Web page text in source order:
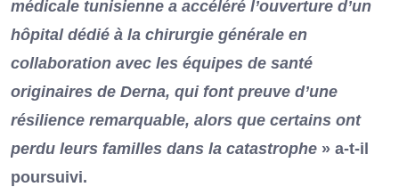
médicale tunisienne a accéléré l’ouverture d’un
hôpital dédié à la chirurgie générale en
collaboration avec les équipes de santé
originaires de Derna, qui font preuve d’une
résilience remarquable, alors que certains ont
perdu leurs familles dans la catastrophe » a-t-il
poursuivi.